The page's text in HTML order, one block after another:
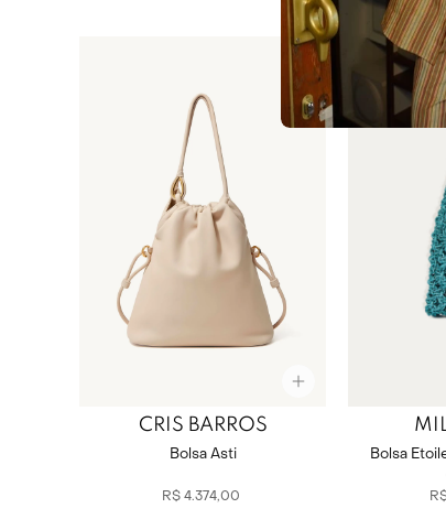
CRIS BARROS
Bolsa Asti
R$ 4.374,00
Bolsa Etoile Mil Linhas -